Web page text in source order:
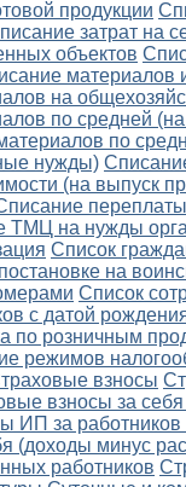
продукции
затрат на
объектов
материалов
на
по средней
по
нужды)
(на выпуск
ТМЦ на нужды
Список
на
Список
с датой
по розничным
режимов
взносы
взносы за
ИП за
(доходы минус
работников